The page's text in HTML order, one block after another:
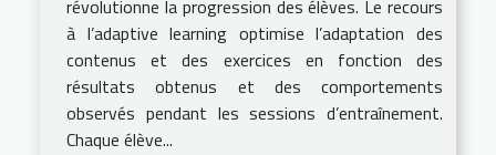
révolutionne la progression des élèves. Le recours
à l’adaptive learning optimise l’adaptation des
contenus et des exercices en fonction des
résultats obtenus et des comportements
observés pendant les sessions d’entraînement.
Chaque élève...